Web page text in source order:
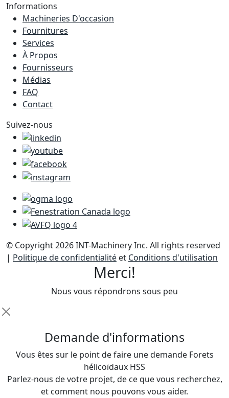
Informations
Machineries D'occasion
Fournitures
Services
À Propos
Fournisseurs
Médias
FAQ
Contact
Suivez-nous
© Copyright 2026 INT-Machinery Inc. All rights reserved
| Politique de confidentialité et Conditions d'utilisation
Merci!
Nous vous répondrons sous peu
Demande d'informations
Vous êtes sur le point de faire une demande Forets
hélicoïdaux HSS
Parlez-nous de votre projet, de ce que vous recherchez,
et comment nous pouvons vous aider.